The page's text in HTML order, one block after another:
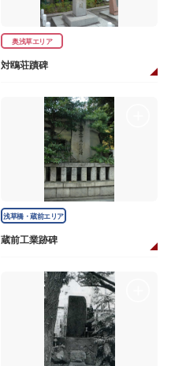
奥浅草エリア
対鴎荘蹟碑
浅草橋・蔵前エリア
蔵前工業跡碑